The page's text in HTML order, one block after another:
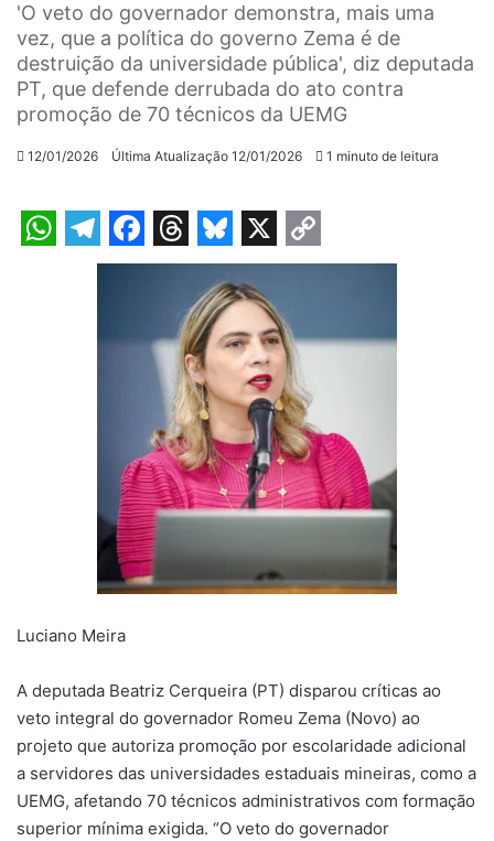
'O veto do governador demonstra, mais uma
vez, que a política do governo Zema é de
destruição da universidade pública', diz deputada
PT, que defende derrubada do ato contra
promoção de 70 técnicos da UEMG
12/01/2026 Última Atualização 12/01/2026 1 minuto de leitura
F
c
o
k
T
r
e
a
d
s
B
l
u
e
s
k
y
X C
p
y
L
i
n
k
Luciano Meira
A deputada Beatriz Cerqueira (PT) disparou críticas ao
veto integral do governador Romeu Zema (Novo) ao
projeto que autoriza promoção por escolaridade adicional
a servidores das universidades estaduais mineiras, como a
UEMG, afetando 70 técnicos administrativos com formação
superior mínima exigida. “O veto do governador